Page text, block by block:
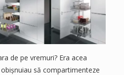
de pe vremuri? Era acea
să compartimenteze